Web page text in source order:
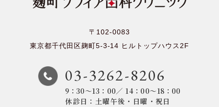
〒102-0083
東京都千代田区麹町5-3-14 ヒルトップハウス2F
03-3262-8206
9：30～13：00／ 14：00～18：00
休診日：土曜午後・日曜・祝日